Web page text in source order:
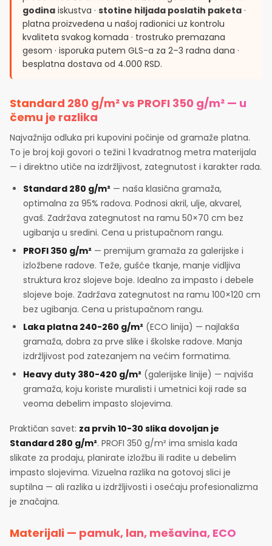
godina iskustva · stotine hiljada poslatih paketa ·
platna proizvedena u našoj radionici uz kontrolu
kvaliteta svakog komada · trostruko premazana
gesom · isporuka putem GLS-a za 2–3 radna dana ·
besplatna dostava od 4.000 RSD.
Standard 280 g/m² vs PROFI 350 g/m² — u
čemu je razlika
Najvažnija odluka pri kupovini počinje od gramaže platna.
To je broj koji govori o težini 1 kvadratnog metra materijala
— i direktno utiče na izdržljivost, zategnutost i karakter rada.
Standard 280 g/m² — naša klasična gramaža,
optimalna za 95% radova. Podnosi akril, ulje, akvarel,
gvaš. Zadržava zategnutost na ramu 50×70 cm bez
ugibanja u sredini. Cena u pristupačnom rangu.
PROFI 350 g/m² — premijum gramaža za galerijske i
izložbene radove. Teže, gušće tkanje, manje vidljiva
struktura kroz slojeve boje. Idealno za impasto i debele
slojeve boje. Zadržava zategnutost na ramu 100×120 cm
bez ugibanja. Cena u pristupačnom rangu.
Laka platna 240-260 g/m² (ECO linija) — najlakša
gramaža, dobra za prve slike i školske radove. Manja
izdržljivost pod zatezanjem na većim formatima.
Heavy duty 380-420 g/m² (galerijske linije) — najviša
gramaža, koju koriste muralisti i umetnici koji rade sa
veoma debelim impasto slojevima.
Praktičan savet: za prvih 10-30 slika dovoljan je
Standard 280 g/m². PROFI 350 g/m² ima smisla kada
slikate za prodaju, planirate izložbu ili radite u debelim
impasto slojevima. Vizuelna razlika na gotovoj slici je
suptilna — ali razlika u izdržljivosti i osećaju profesionalizma
je značajna.
Materijali — pamuk, lan, mešavina, ECO